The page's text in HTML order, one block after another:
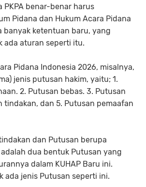
PKPA benar-benar harus
Pidana dan Hukum Acara Pidana
banyak ketentuan baru, yang
ada aturan seperti itu.
Pidana Indonesia 2026, misalnya,
jenis putusan hakim, yaitu; 1.
2. Putusan bebas. 3. Putusan
tindakan, dan 5. Putusan pemaafan
dan Putusan berupa
dua bentuk Putusan yang
dalam KUHAP Baru ini.
ada jenis Putusan seperti ini.